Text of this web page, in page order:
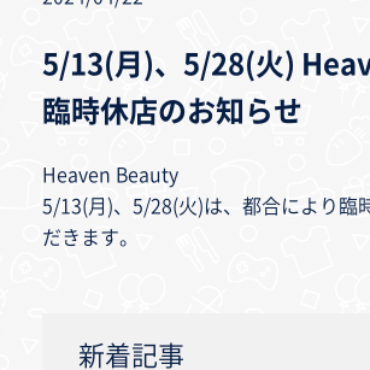
5/13(月)、5/28(火)
臨時休店のお知らせ
Heaven Beauty
5/13(月)、5/28(火)は、都合により臨
だきます。
新着記事